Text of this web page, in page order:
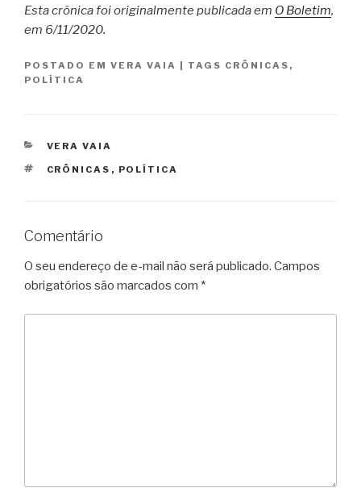
Esta crônica foi originalmente publicada em O Boletim,
em 6/11/2020.
POSTADO EM VERA VAIA | TAGS CRÔNICAS ,
POLÍTICA
CATEGORIAS
VERA VAIA
TAGS
CRÔNICAS , POLÍTICA
Comentário
O seu endereço de e-mail não será publicado. Campos
obrigatórios são marcados com *